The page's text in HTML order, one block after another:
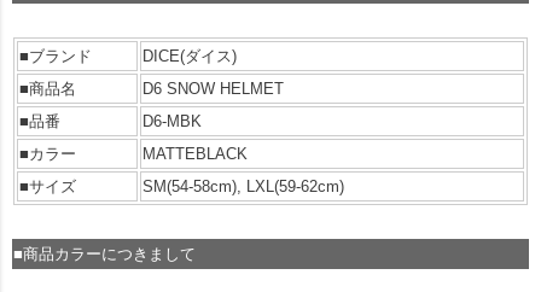
■ブランド
DICE(ダイス)
■商品名
D6 SNOW HELMET
■品番
D6-MBK
■カラー
MATTEBLACK
■サイズ
SM(54-58cm), LXL(59-62cm)
■商品カラーにつきまして